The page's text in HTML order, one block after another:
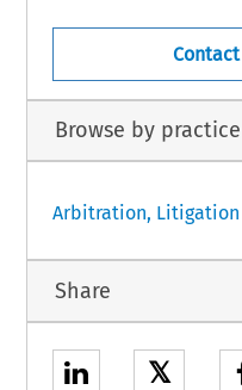
Browse by
Arbitration,
Share
𝕏